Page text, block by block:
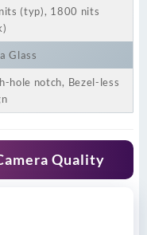
(typ), 1800 nits
Glass
hole notch, Bezel-less
Quality